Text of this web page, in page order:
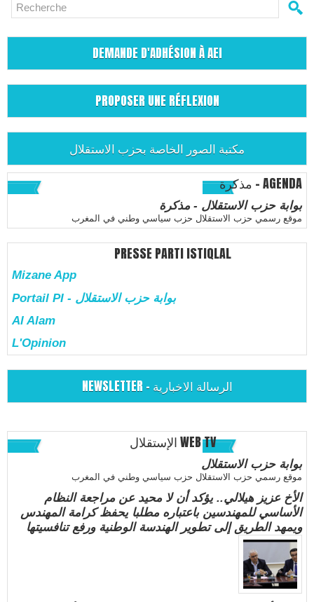
DEMANDE D'ADHÉSION À AEI
PROPOSER UNE RÉFLEXION
مكتبة الصور الخاصة بحزب الاستقلال
مذكرة - AGENDA
بوابة حزب الاستقلال - مذكرة
موقع رسمي حزب الاستقلال حزب سياسي وطني في المغرب
PRESSE PARTI ISTIQLAL
Mizane App
Portail PI - بوابة حزب الاستقلال
Al Alam
L'Opinion
NEWSLETTER - الرسالة الاخبارية
الإستقلال WEB TV
بوابة حزب الاستقلال
موقع رسمي حزب الاستقلال حزب سياسي وطني في المغرب
الأخ عزيز هيلالي.. يؤكد أن لا محيد عن مراجعة النظام
الأساسي للمهندسين باعتباره مطلبا يحفظ كرامة المهندس
ويمهد الطريق إلى تطوير الهندسة الوطنية ورفع تنافسيتها